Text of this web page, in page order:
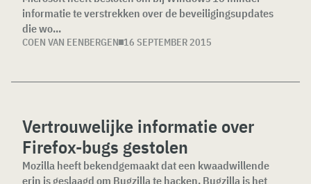
informatie te verstrekken over de beveiligingsupdates
die wo...
COEN VAN EENBERGEN 16 SEPTEMBER 2015
Vertrouwelijke informatie over
Firefox-bugs gestolen
Mozilla heeft bekendgemaakt dat een kwaadwillende
erin is geslaagd om Bugzilla te hacken. Bugzilla is het